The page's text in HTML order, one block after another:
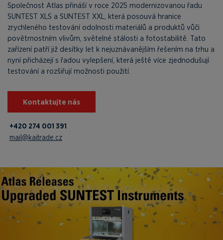
Společnost Atlas přináší v roce 2025 modernizovanou řadu
SUNTEST XLS a SUNTEST XXL, která posouvá hranice
zrychleného testování odolnosti materiálů a produktů vůči
povětrnostním vlivům, světelné stálosti a fotostabilitě. Tato
zařízení patří již desítky let k nejuznávanějším řešením na trhu a
nyní přicházejí s řadou vylepšení, která ještě více zjednodušují
testování a rozšiřují možnosti použití.
Kontaktujte nás
+420 274 001 391
mail@kaitrade.cz